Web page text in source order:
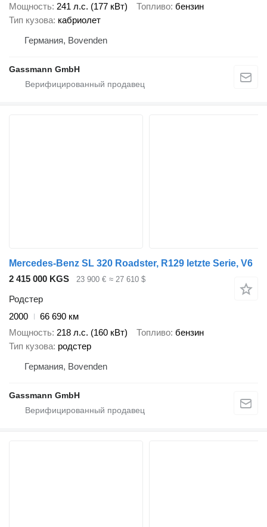
Мощность 241 л.с. (177 кВт) Топливо бензин
Тип кузова кабриолет
Германия, Bovenden
Gassmann GmbH
Mercedes-Benz SL 320 Roadster, R129 letzte Serie, V6
2 415 000 KGS
23 900 € ≈ 27 610 $
Родстер
2000
66 690 км
Мощность 218 л.с. (160 кВт) Топливо бензин
Тип кузова родстер
Германия, Bovenden
Gassmann GmbH